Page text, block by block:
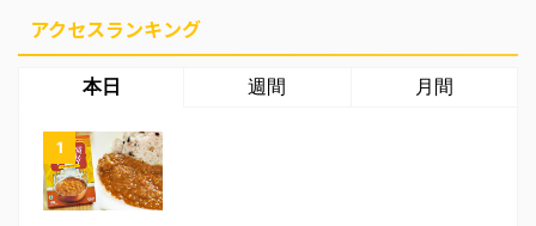
アクセスランキング
本日 週間 月間